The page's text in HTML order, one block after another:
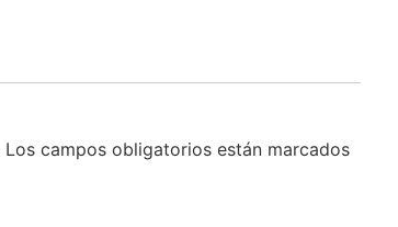
Los campos obligatorios están marcados